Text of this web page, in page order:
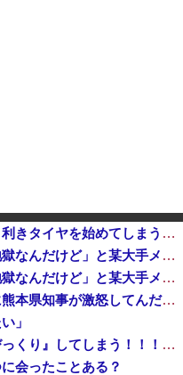
【悲報】長瀬智也さんぶっ壊れる→利きタイヤを始めてしまうｗｗｗｗｗ
「自分にとってはプレハブ以下の地獄なんだけど」と某大手メーカーの横浜本社にツッコミ殺到、オシャレなオ
「自分にとってはプレハブ以下の地獄なんだけど」と某大手メーカーの横浜本社にツッコミ殺到、オシャレなオフィスに特化してしまった結果……他
「貴様らの現場を混乱させる方法に熊本県知事が激怒してんだよ」と報道特集の非常識すぎる要求に視聴者激怒仕事に矜持とかないのかね？、
」
【衝撃】佐藤二朗さん、ガチで『びっくり』してしまう！！！！！！
会ったことある？